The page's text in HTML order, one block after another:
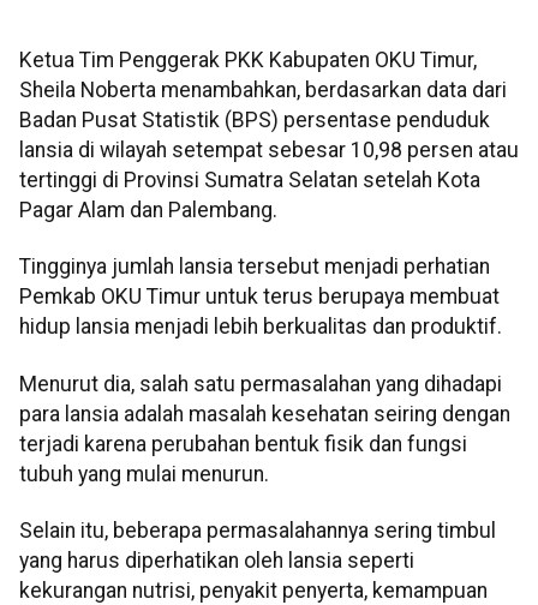
Ketua Tim Penggerak PKK Kabupaten OKU Timur,
Sheila Noberta menambahkan, berdasarkan data dari
Badan Pusat Statistik (BPS) persentase penduduk
lansia di wilayah setempat sebesar 10,98 persen atau
tertinggi di Provinsi Sumatra Selatan setelah Kota
Pagar Alam dan Palembang.
Tingginya jumlah lansia tersebut menjadi perhatian
Pemkab OKU Timur untuk terus berupaya membuat
hidup lansia menjadi lebih berkualitas dan produktif.
Menurut dia, salah satu permasalahan yang dihadapi
para lansia adalah masalah kesehatan seiring dengan
terjadi karena perubahan bentuk fisik dan fungsi
tubuh yang mulai menurun.
Selain itu, beberapa permasalahannya sering timbul
yang harus diperhatikan oleh lansia seperti
kekurangan nutrisi, penyakit penyerta, kemampuan